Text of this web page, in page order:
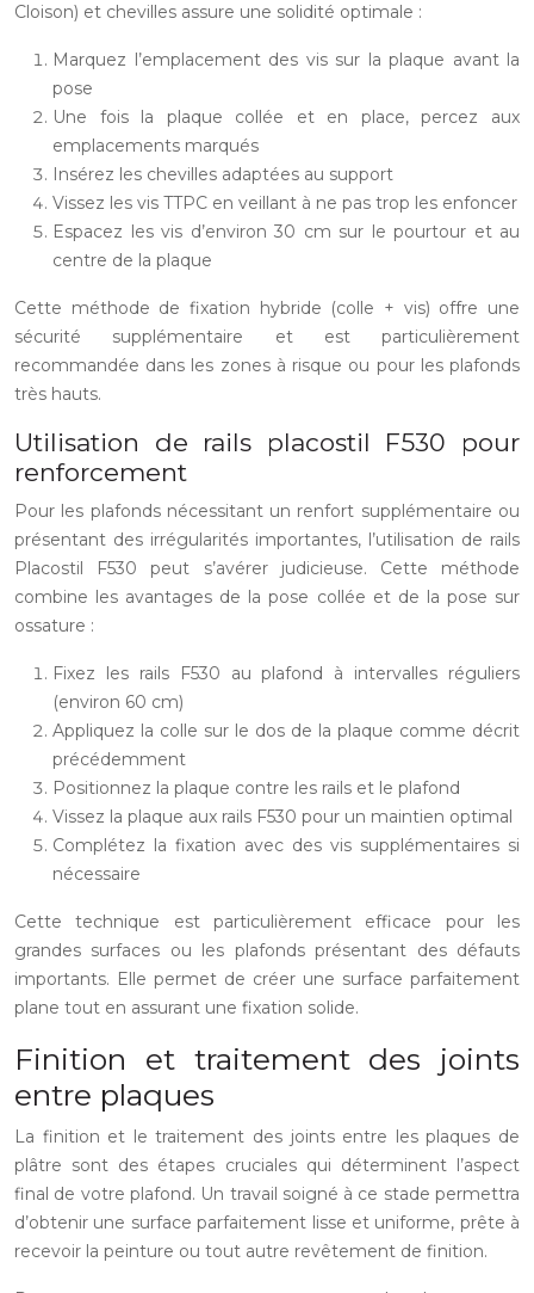
Cloison) et chevilles assure une solidité optimale :
Marquez l’emplacement des vis sur la plaque avant la
pose
Une fois la plaque collée et en place, percez aux
emplacements marqués
Insérez les chevilles adaptées au support
Vissez les vis TTPC en veillant à ne pas trop les enfoncer
Espacez les vis d’environ 30 cm sur le pourtour et au
centre de la plaque
Cette méthode de fixation hybride (colle + vis) offre une
sécurité supplémentaire et est particulièrement
recommandée dans les zones à risque ou pour les plafonds
très hauts.
Utilisation de rails placostil F530 pour
renforcement
Pour les plafonds nécessitant un renfort supplémentaire ou
présentant des irrégularités importantes, l’utilisation de rails
Placostil F530 peut s’avérer judicieuse. Cette méthode
combine les avantages de la pose collée et de la pose sur
ossature :
Fixez les rails F530 au plafond à intervalles réguliers
(environ 60 cm)
Appliquez la colle sur le dos de la plaque comme décrit
précédemment
Positionnez la plaque contre les rails et le plafond
Vissez la plaque aux rails F530 pour un maintien optimal
Complétez la fixation avec des vis supplémentaires si
nécessaire
Cette technique est particulièrement efficace pour les
grandes surfaces ou les plafonds présentant des défauts
importants. Elle permet de créer une surface parfaitement
plane tout en assurant une fixation solide.
Finition et traitement des joints
entre plaques
La finition et le traitement des joints entre les plaques de
plâtre sont des étapes cruciales qui déterminent l’aspect
final de votre plafond. Un travail soigné à ce stade permettra
d’obtenir une surface parfaitement lisse et uniforme, prête à
recevoir la peinture ou tout autre revêtement de finition.